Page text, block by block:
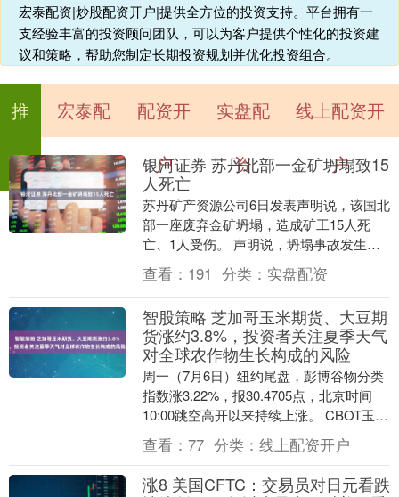
宏泰配资|炒股配资开户|提供全方位的投资支持。平台拥有一
支经验丰富的投资顾问团队，可以为客户提供个性化的投资建
议和策略，帮助您制定长期投资规划并优化投资组合。
推
荐
宏泰配
资
配资开
户
实盘配
资
线上配资开
户
银河证券 苏丹北部一金矿坍塌致15
人死亡
苏丹矿产资源公司6日发表声明说，该国北
部一座废弃金矿坍塌，造成矿工15人死
亡、1人受伤。 声明说，坍塌事故发生在
苏丹北方州靠近埃及边境的瓦迪哈勒法地
区穆罕默德·....
查看： 191 分类： 实盘配资
智股策略 芝加哥玉米期货、大豆期
货涨约3.8%，投资者关注夏季天气
对全球农作物生长构成的风险
周一（7月6日）纽约尾盘，彭博谷物分类
指数涨3.22%，报30.4705点，北京时间
10:00跳空高开以来持续上涨。 CBOT玉米
期货涨3.79%，报4.582....
查看： 77 分类： 线上配资开户
涨8 美国CFTC：交易员对日元看跌